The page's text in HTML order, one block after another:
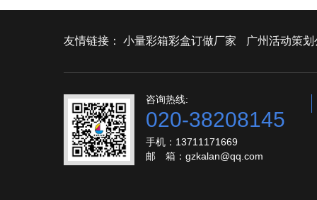
友情链接： 小量彩箱彩盒订做厂家 广州活动策划
咨询热线:
020-38208145
手机：13711171669
邮 箱：gzkalan@qq.com